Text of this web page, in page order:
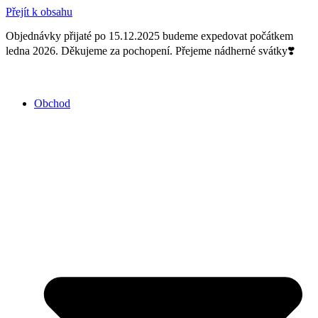
Přejít k obsahu
Objednávky přijaté po 15.12.2025 budeme expedovat počátkem
ledna 2026. Děkujeme za pochopení. Přejeme nádherné svátky❣️
Obchod